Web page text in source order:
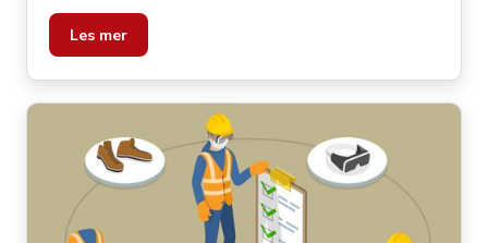
nivåer i organisasjoner. Uenigheter og profesjonell
uenighet kan være viktige og positive drivere for
utvikling i en virksomhet, men også slike drivere kan
ende opp i destruktive konflikter.
Les mer